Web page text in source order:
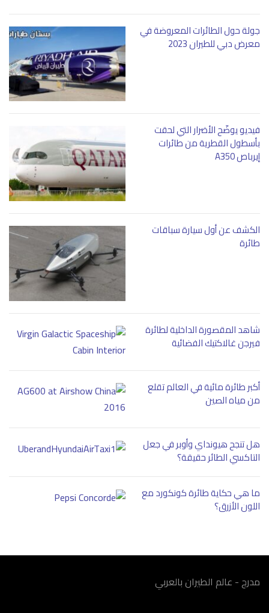
جولة حول الطائرات المعروضة في
معرض دبي للطيران 2023
فيديو يوضّح الأضرار التي لحقت
بأسطول القطرية من طائرات
إيرباص A350
الكشف عن أول سيارة سباقات
طائرة
شاهد المقصورة الداخلية لطائرة
فيرجن غالاكتيك الفضائية
أكبر طائرة مائية في العالم تقلع
من مياه الصين
هل تنجح هيونداي وأوبر في جعل
التاكسي الطائر حقيقة؟
ما هي حكاية طائرة كونكورد مع
اللون الأزرق؟
مدرج - عالم الطيران بالعربي